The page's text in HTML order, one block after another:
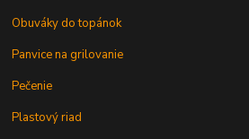
Obuváky do topánok
Panvice na grilovanie
Pečenie
Plastový riad